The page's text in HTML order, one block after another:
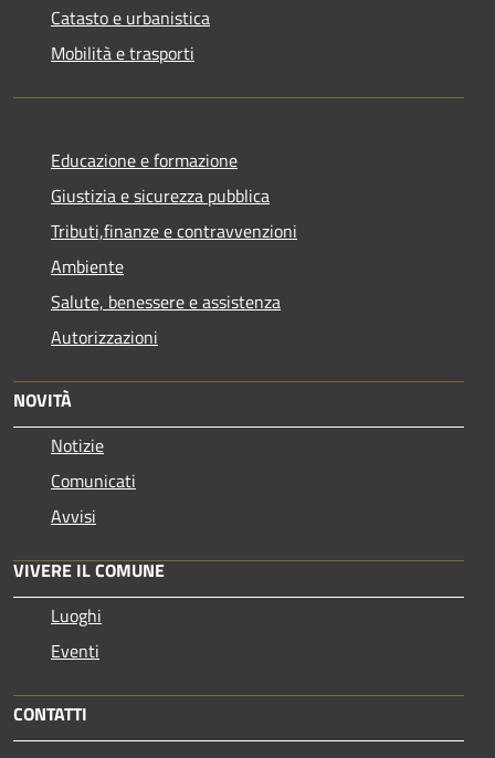
Catasto e urbanistica
Mobilità e trasporti
Educazione e formazione
Giustizia e sicurezza pubblica
Tributi,finanze e contravvenzioni
Ambiente
Salute, benessere e assistenza
Autorizzazioni
NOVITÀ
Notizie
Comunicati
Avvisi
VIVERE IL COMUNE
Luoghi
Eventi
CONTATTI